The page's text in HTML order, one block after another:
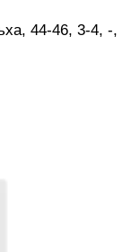
44-46, 3-4, -,